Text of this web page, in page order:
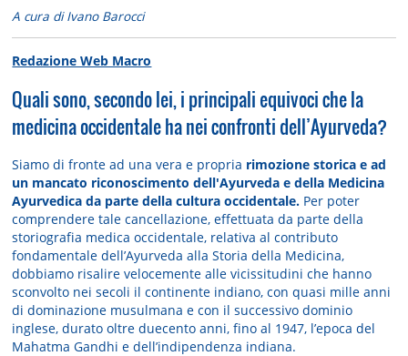
A cura di Ivano Barocci
Redazione Web Macro
Quali sono, secondo lei, i principali equivoci che la
medicina occidentale ha nei confronti dell’Ayurveda?
Siamo di fronte ad una vera e propria rimozione storica e ad
un mancato riconoscimento dell'Ayurveda e della Medicina
Ayurvedica da parte della cultura occidentale. Per poter
comprendere tale cancellazione, effettuata da parte della
storiografia medica occidentale, relativa al contributo
fondamentale dell’Ayurveda alla Storia della Medicina,
dobbiamo risalire velocemente alle vicissitudini che hanno
sconvolto nei secoli il continente indiano, con quasi mille anni
di dominazione musulmana e con il successivo dominio
inglese, durato oltre duecento anni, fino al 1947, l’epoca del
Mahatma Gandhi e dell’indipendenza indiana.